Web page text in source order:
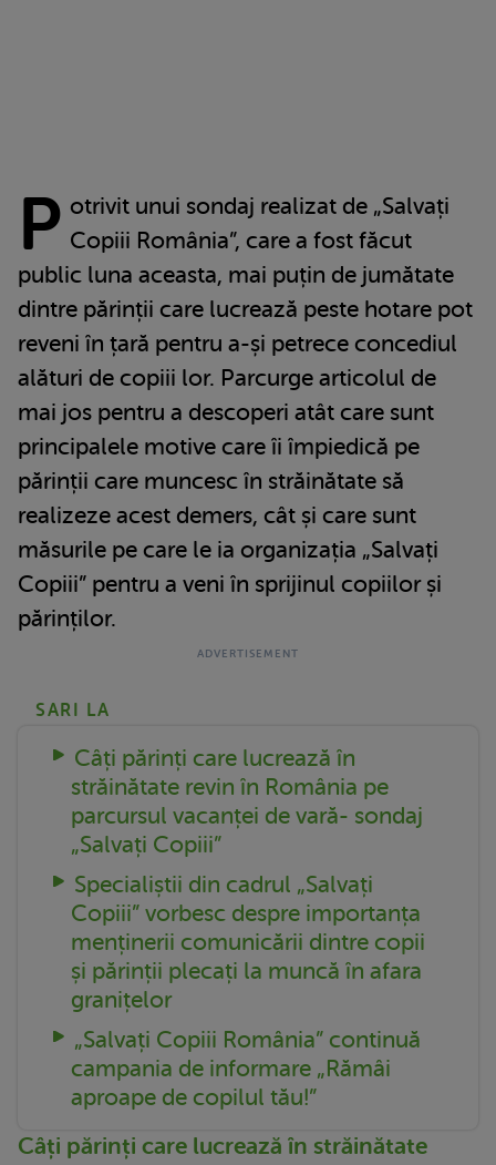
P otrivit unui sondaj realizat de „Salvați
Copiii România”, care a fost făcut
public luna aceasta, mai puțin de jumătate
dintre părinții care lucrează peste hotare pot
reveni în țară pentru a-și petrece concediul
alături de copiii lor. Parcurge articolul de
mai jos pentru a descoperi atât care sunt
principalele motive care îi împiedică pe
părinții care muncesc în străinătate să
realizeze acest demers, cât și care sunt
măsurile pe care le ia organizația „Salvați
Copiii” pentru a veni în sprijinul copiilor și
părinților.
SARI LA
Câți părinți care lucrează în
străinătate revin în România pe
parcursul vacanței de vară- sondaj
„Salvați Copiii”
Specialiștii din cadrul „Salvați
Copiii” vorbesc despre importanța
menținerii comunicării dintre copii
și părinții plecați la muncă în afara
granițelor
„Salvați Copiii România” continuă
campania de informare „Rămâi
aproape de copilul tău!”
Câți părinți care lucrează în străinătate